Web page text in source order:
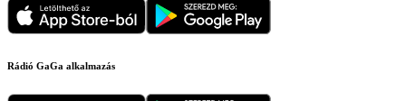
Rádió GaGa alkalmazás